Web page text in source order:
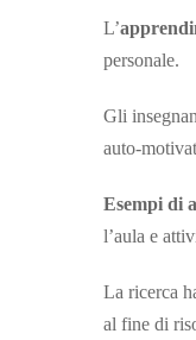
L’
personale.
Gli
auto-
Esempi di
l’aula e
La ricerca
al fine di